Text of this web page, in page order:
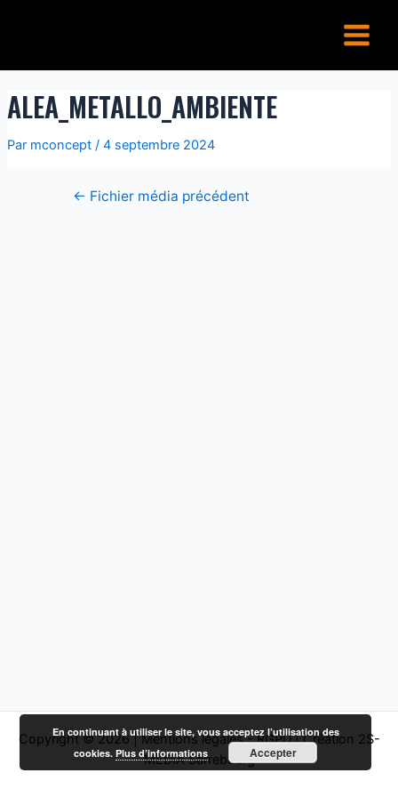
Menu
ALEA_METALLO_AMBIENTE
Par mconcept / 4 septembre 2024
← Fichier média précédent
Copyright © 2026 |Mentions légales - RGPD|Création 2S-
MEDIA Sarrebourg
En continuant à utiliser le site, vous acceptez l’utilisation des
cookies.Plus d’informations Accepter